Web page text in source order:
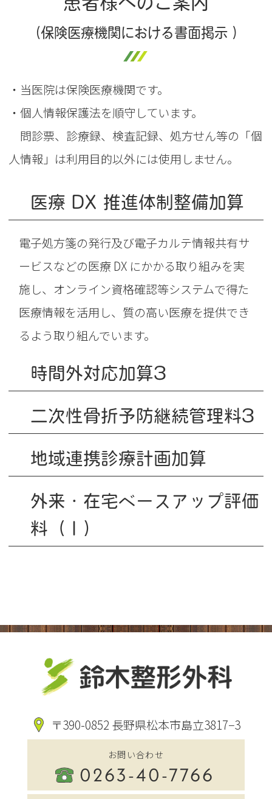
（保険医療機関における書面掲示 ）
・当医院は保険医療機関です。
・個人情報保護法を順守しています。
問診票、診療録、検査記録、処方せん等の「個
人情報」は利用目的以外には使用しません。
医療 DX 推進体制整備加算
電子処方箋の発行及び電子カルテ情報共有サ
ービスなどの医療 DX にかかる取り組みを実
施し、オンライン資格確認等システムで得た
医療情報を活用し、質の高い医療を提供でき
るよう取り組んでいます。
時間外対応加算3
二次性骨折予防継続管理料3
地域連携診療計画加算
外来・在宅ベースアップ評価
料（Ｉ）
〒390-0852 長野県松本市島立3817−3
お問い合わせ
0263-40-7766